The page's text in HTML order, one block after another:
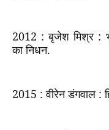
2012 :बृजेश मिश्र :
का निधन.
2015 :वीरेन डंगवाल :